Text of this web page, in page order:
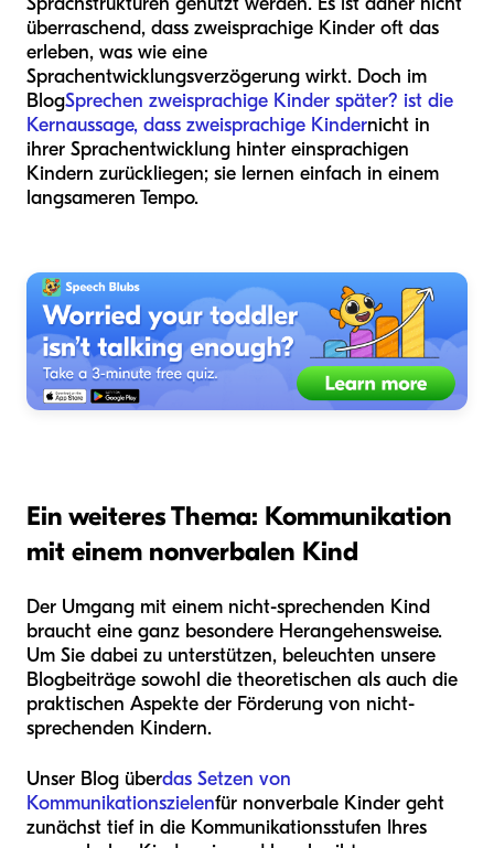
überraschend, dass zweisprachige Kinder oft das
erleben, was wie eine
Sprachentwicklungsverzögerung wirkt. Doch im
BlogSprechen zweisprachige Kinder später? ist die
Kernaussage, dass zweisprachige Kindernicht in
ihrer Sprachentwicklung hinter einsprachigen
Kindern zurückliegen; sie lernen einfach in einem
langsameren Tempo.
Ein weiteres Thema: Kommunikation
mit einem nonverbalen Kind
Der Umgang mit einem nicht-sprechenden Kind
braucht eine ganz besondere Herangehensweise.
Um Sie dabei zu unterstützen, beleuchten unsere
Blogbeiträge sowohl die theoretischen als auch die
praktischen Aspekte der Förderung von nicht-
sprechenden Kindern.
Unser Blog überdas Setzen von
Kommunikationszielenfür nonverbale Kinder geht
zunächst tief in die Kommunikationsstufen Ihres